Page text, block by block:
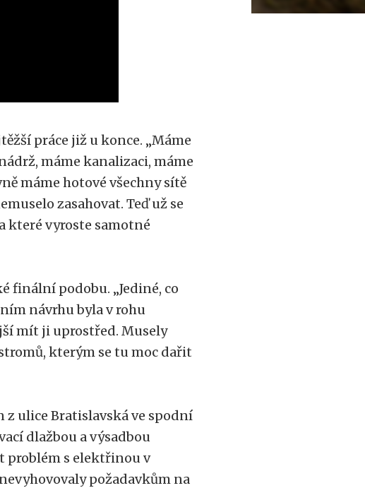
práce již u konce. „Máme
máme kanalizaci, máme
máme hotové všechny sítě
zasahovat. Teď už se
které vyroste samotné
finální podobu. „Jediné, co
návrhu byla v rohu
mít ji uprostřed. Musely
kterým se tu moc dařit
z ulice Bratislavská ve spodní
dlažbou a výsadbou
problém s elektřinou v
požadavkům na